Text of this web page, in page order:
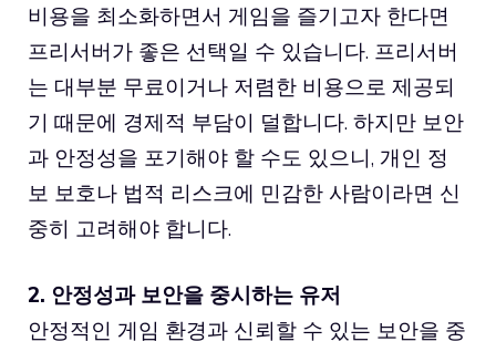
비용을 최소화하면서 게임을 즐기고자 한다면
프리서버가 좋은 선택일 수 있습니다. 프리서버
는 대부분 무료이거나 저렴한 비용으로 제공되
기 때문에 경제적 부담이 덜합니다. 하지만 보안
과 안정성을 포기해야 할 수도 있으니, 개인 정
보 보호나 법적 리스크에 민감한 사람이라면 신
중히 고려해야 합니다.
2. 안정성과 보안을 중시하는 유저
안정적인 게임 환경과 신뢰할 수 있는 보안을 중